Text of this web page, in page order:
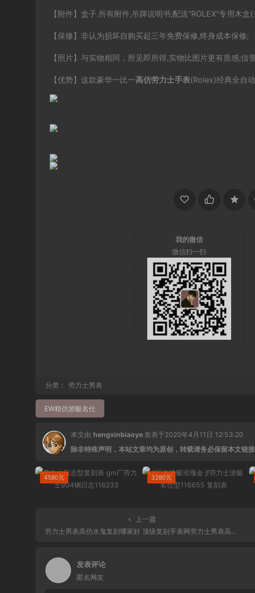
【附件】盒子.所有附件,吊牌说明书;配送"ROLEX"专用木
【保修】非认为损坏自购买起三年免费保修,终身成本保修;
【照片】与实物相同，所见即所得,实物比图片更有质感;信
【优势】这款豪华一比一高仿劳力士手表(Rolex)经典全自
我的微信
微信扫一扫
分类： 劳力士男表
EW精仿游艇名仕
本文由 hengxinbiaoye 发表于2020年4月11日 12:53:20
除非特殊声明，本站文章均为原创，转载请务必保留本文链接
4580元 3280元
上一篇
劳力士男表高仿水鬼复刻哪家好 顶级复刻手表网劳力士男表高仿格林尼治系列 EW厂手表劳力士男表高仿
发表评论
匿名网友